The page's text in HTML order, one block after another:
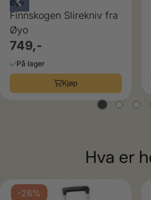
Øyo
Finnskogen Slirekniv fra
Øyo
749,-
På lager
Kjøp
Hva er
-26%